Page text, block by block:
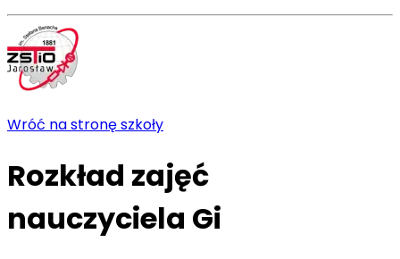
Wróć na stronę szkoły
Rozkład zajęć
nauczyciela Gi